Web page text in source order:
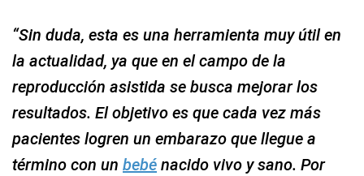
“Sin duda, esta es una herramienta muy útil en
la actualidad, ya que en el campo de la
reproducción asistida se busca mejorar los
resultados. El objetivo es que cada vez más
pacientes logren un embarazo que llegue a
término con un bebé nacido vivo y sano. Por